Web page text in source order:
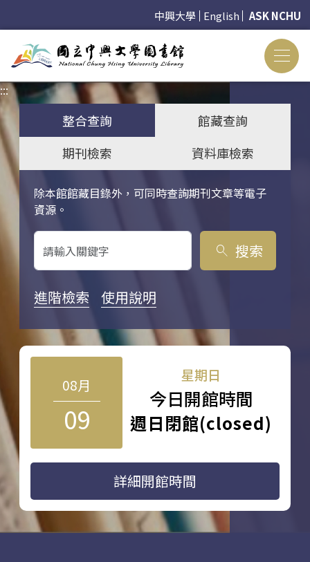
中興大學 English ASK NCHU
:::
整合查詢
館藏查詢
期刊檢索
資料庫檢索
除本館館藏目錄外，可同時查詢期刊文章等電子
資源。
關鍵字搜尋
search 搜索
進階檢索 使用說明
08月
09
星期日
今日開館時間
週日閉館(closed)
詳細開館時間